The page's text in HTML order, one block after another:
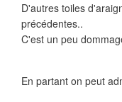
D'autres toiles
précédentes..
C'est un peu
En partant on peut